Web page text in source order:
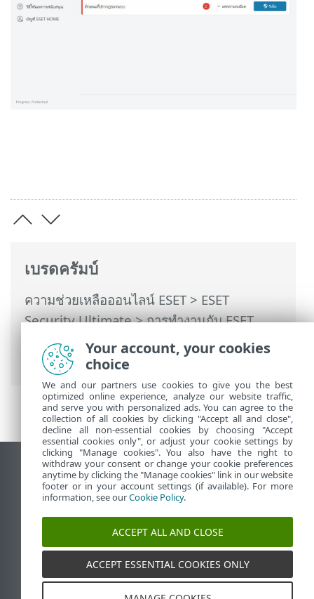
เบรดครัมบ์
ความช่วยเหลือออนไลน์ ESET> ESET
Security Ultimate>การทำงานกับ ESET
Security Ultimate
เครื่องมือ
> เครื่องมือ
ทำความสะอาดระบบ
ดูไซต์เดสก์ท็อป
End of Life
ESET Status Portal
ฝ่ายสนับสนุนประจำภูมิภาค
Your account, your cookies
choice
We and our partners use cookies to give you the best
optimized online experience, analyze our website traffic,
and serve you with personalized ads. You can agree to the
collection of all cookies by clicking "Accept all and close",
decline all non-essential cookies by choosing "Accept
essential cookies only", or adjust your cookie settings by
clicking "Manage cookies". You also have the right to
withdraw your consent or change your cookie preferences
anytime by clicking the "Manage cookies" link in our website
footer or in your account settings (if available). For more
information, see ourCookie Policy.
ACCEPT ALL AND CLOSE
ACCEPT ESSENTIAL COOKIES ONLY